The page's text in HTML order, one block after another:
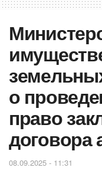
о
право
договора
08.09.2025 - 11:31